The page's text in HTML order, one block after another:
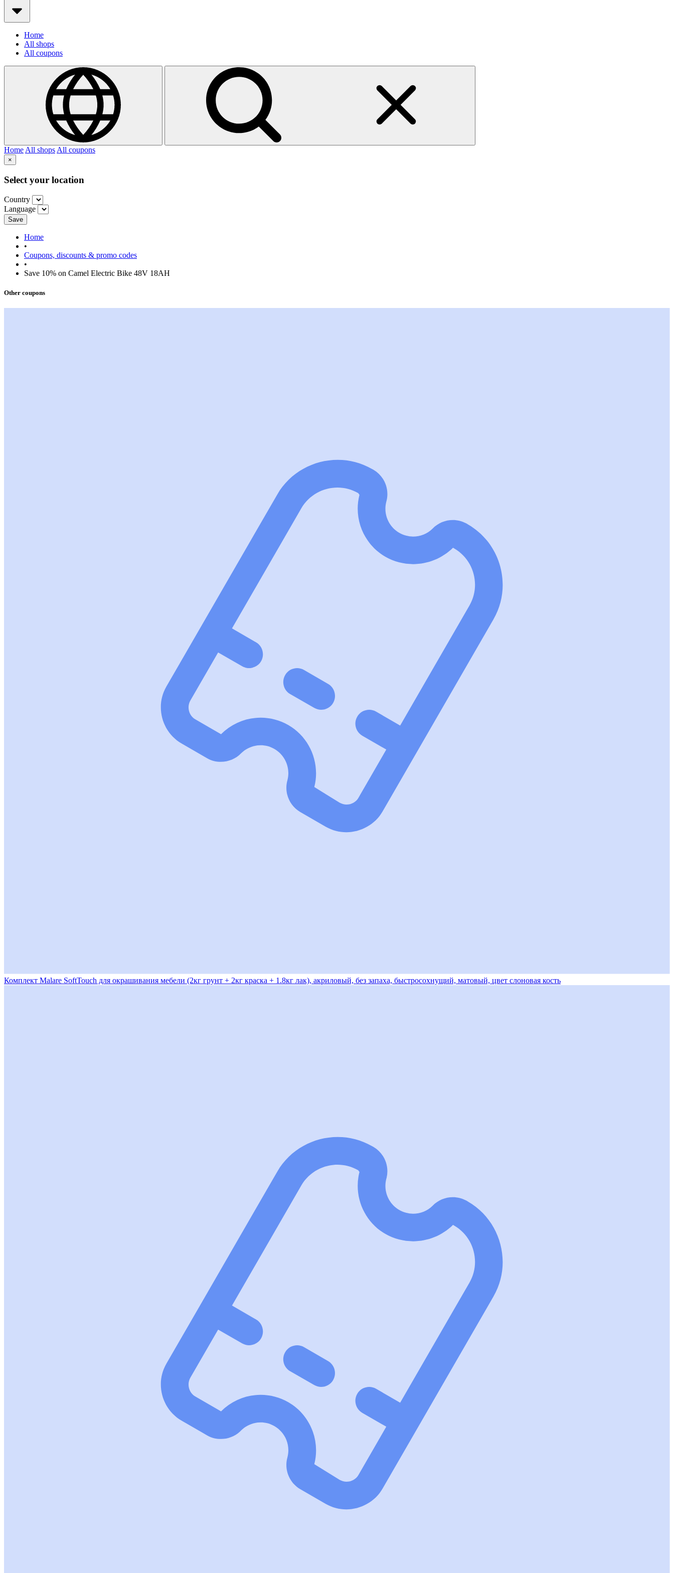
Home
All shops
All coupons
HomeAll shopsAll coupons
×
Select your location
Country
Language
Save
Home
•
Coupons, discounts & promo codes
•
Save 10% on Camel Electric Bike 48V 18AH
Other coupons
Комплект Malare SoftTouch для окрашивания мебели (2кг грунт + 2кг краска + 1.8кг лак), акриловый, без запаха, быстросохнущий, матовый, цвет слоновая кость